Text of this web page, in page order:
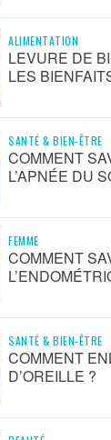
ALIMENTATION
LEVURE DE
LES
SANTÉ & BIEN-ÊTRE
COMMENT
L’APNÉE DU
FEMME
COMMENT
SANTÉ & BIEN-ÊTRE
COMMENT
D’OREILLE ?